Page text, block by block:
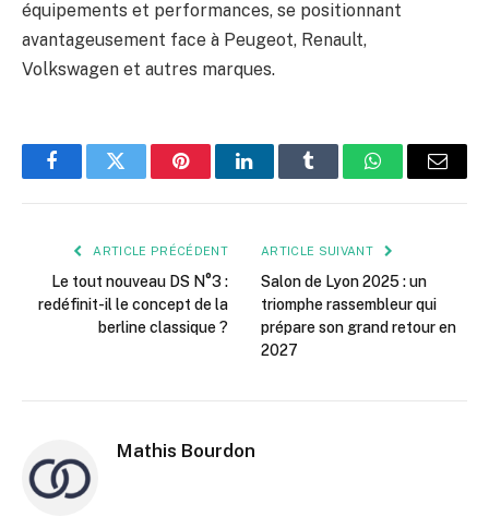
équipements et performances, se positionnant
avantageusement face à Peugeot, Renault,
Volkswagen et autres marques.
FacebookTwitter PinterestLinkedInTumblr WhatsApp
E-
ARTICLE PRÉCÉDENT
Le tout nouveau DS N°3 :
redéfinit-il le concept de la
berline classique ?
ARTICLE SUIVANT
Salon de Lyon 2025 : un
triomphe rassembleur qui
prépare son grand retour en
2027
Mathis Bourdon